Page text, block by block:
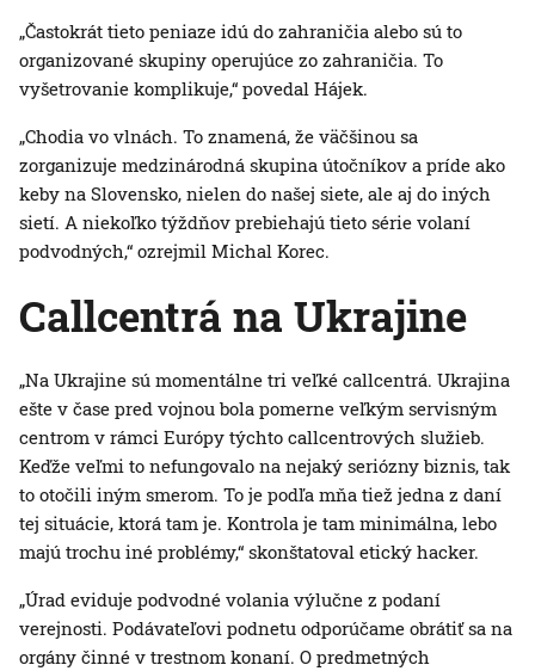
„Častokrát tieto peniaze idú do zahraničia alebo sú to
organizované skupiny operujúce zo zahraničia. To
vyšetrovanie komplikuje,“ povedal Hájek.
„Chodia vo vlnách. To znamená, že väčšinou sa
zorganizuje medzinárodná skupina útočníkov a príde ako
keby na Slovensko, nielen do našej siete, ale aj do iných
sietí. A niekoľko týždňov prebiehajú tieto série volaní
podvodných,“ ozrejmil Michal Korec.
Callcentrá na Ukrajine
„Na Ukrajine sú momentálne tri veľké callcentrá. Ukrajina
ešte v čase pred vojnou bola pomerne veľkým servisným
centrom v rámci Európy týchto callcentrových služieb.
Keďže veľmi to nefungovalo na nejaký seriózny biznis, tak
to otočili iným smerom. To je podľa mňa tiež jedna z daní
tej situácie, ktorá tam je. Kontrola je tam minimálna, lebo
majú trochu iné problémy,“ skonštatoval etický hacker.
„Úrad eviduje podvodné volania výlučne z podaní
verejnosti. Podávateľovi podnetu odporúčame obrátiť sa na
orgány činné v trestnom konaní. O predmetných